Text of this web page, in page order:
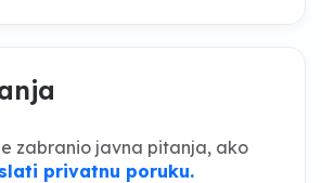
zabranio javna pitanja, ako
privatnu poruku.